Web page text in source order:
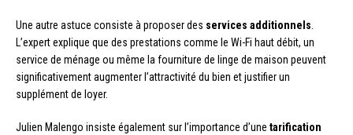
Une autre astuce consiste à proposer des services additionnels.
L’expert explique que des prestations comme le Wi-Fi haut débit, un
service de ménage ou même la fourniture de linge de maison peuvent
significativement augmenter l’attractivité du bien et justifier un
supplément de loyer.
Julien Malengo insiste également sur l’importance d’une tarification